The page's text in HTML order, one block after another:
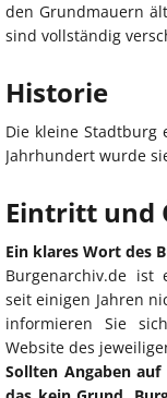
den Grundmauern
sind vollständig
Historie
Die kleine Stadtburg
Jahrhundert wurde
Eintritt und
Ein klares Wort des
Burgenarchiv.de ist
seit einigen Jahren
informieren Sie
Website des
Sollten Angaben